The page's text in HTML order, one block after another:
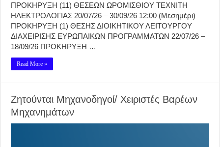
ΠΡΟΚΗΡΥΞΗ (11) ΘΕΣΕΩΝ ΩΡΟΜΙΣΘΙΟΥ ΤΕΧΝΙΤΗ
ΗΛΕΚΤΡΟΛΟΓΙΑΣ 20/07/26 – 30/09/26 12:00 (Μεσημέρι)
ΠΡΟΚΗΡΥΞΗ (1) ΘΕΣΗΣ ΔΙΟΙΚΗΤΙΚΟΥ ΛΕΙΤΟΥΡΓΟΥ
ΔΙΑΧΕΙΡΙΣΗΣ ΕΥΡΩΠΑΙΚΩΝ ΠΡΟΓΡΑΜΜΑΤΩΝ 22/07/26 –
18/09/26 ΠΡΟΚΗΡΥΞΗ …
Read More »
Ζητούνται Μηχανοδηγοί/ Χειριστές Βαρέων
Μηχανημάτων